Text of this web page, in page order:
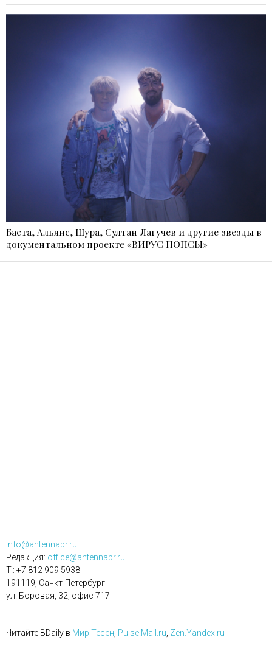
Баста, Альянс, Шура, Султан Лагучев и другие звезды в
документальном проекте «ВИРУС ПОПСЫ»
info@antennapr.ru
Редакция: office@antennapr.ru
T.: +7 812 909 5938
191119, Санкт-Петербург
ул. Боровая, 32, офис 717
Читайте BDaily в Мир Тесен, Pulse.Mail.ru, Zen.Yandex.ru